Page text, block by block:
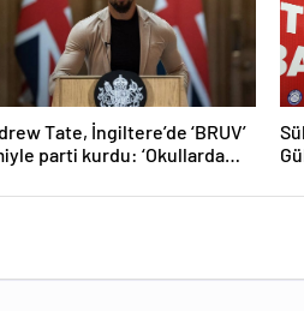
Tate, İngiltere’de ‘BRUV’
parti kurdu: ‘Okullarda